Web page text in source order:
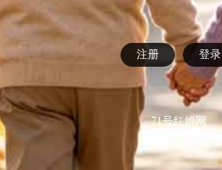
注册 登录
71号红娘网